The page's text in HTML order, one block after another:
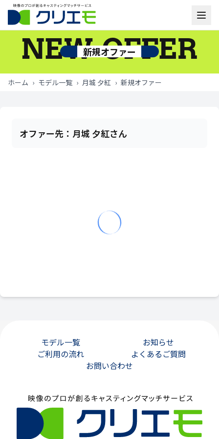
モデル一覧
新規オファー
NEW OFFER
ホーム › モデル一覧 › 月城 夕紅 › 新規オファー
オファー先： 月城 夕紅さん
モデル一覧
お知らせ
ご利用の流れ
よくあるご質問
お問い合わせ